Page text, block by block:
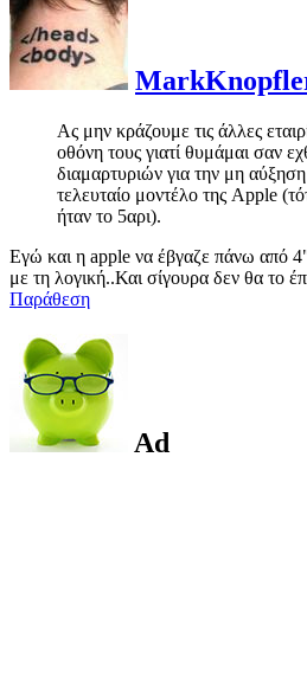
Ας μην κράζουμε τις άλλες
οθόνη τους γιατί θυμάμαι σαν
διαμαρτυριών για την μη
τελευταίο μοντέλο της Apple
ήταν το 5αρι).
Εγώ και η apple να έβγαζε πάνω από
με τη λογική..Και σίγουρα δεν θα το
Παράθεση
Ad